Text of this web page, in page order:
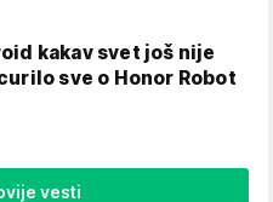
kakav svet još nije
sve o Honor Robot
vesti